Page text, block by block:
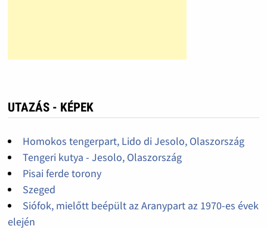
UTAZÁS - KÉPEK
Homokos tengerpart, Lido di Jesolo, Olaszország
Tengeri kutya - Jesolo, Olaszország
Pisai ferde torony
Szeged
Siófok, mielőtt beépült az Aranypart az 1970-es évek
elején